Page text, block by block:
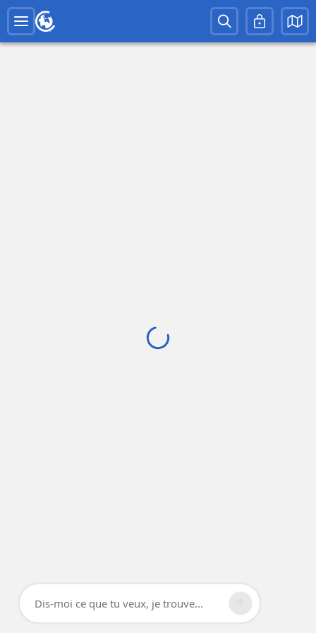
Dis-moi ce que tu veux, je trouve...